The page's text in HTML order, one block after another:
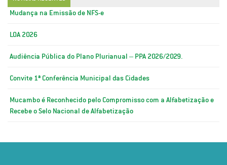
Mudança na Emissão de NFS-e
LOA 2026
Audiência Pública do Plano Plurianual – PPA 2026/2029.
Convite 1ª Conferência Municipal das Cidades
Mucambo é Reconhecido pelo Compromisso com a Alfabetização e
Recebe o Selo Nacional de Alfabetização